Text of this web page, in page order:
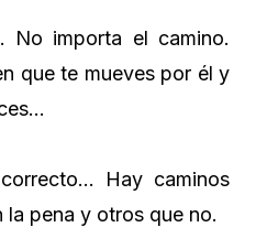
No importa el camino.
que te mueves por él y
Hay caminos
la pena y otros que no.